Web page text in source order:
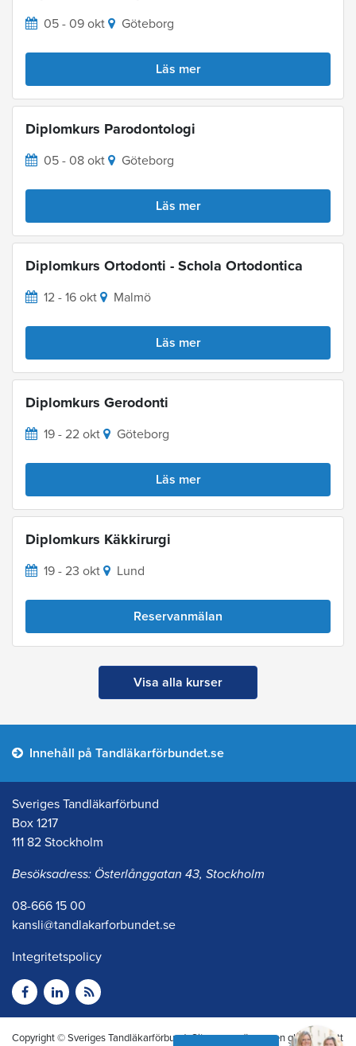
05 - 09 okt Göteborg
Läs mer
Diplomkurs Parodontologi
05 - 08 okt Göteborg
Läs mer
Diplomkurs Ortodonti - Schola Ortodontica
12 - 16 okt Malmö
Läs mer
Diplomkurs Gerodonti
19 - 22 okt Göteborg
Läs mer
Diplomkurs Käkkirurgi
19 - 23 okt Lund
Reservanmälan
Visa alla kurser
Innehåll på Tandläkarförbundet.se
Sveriges Tandläkarförbund
Box 1217
111 82 Stockholm
Besöksadress: Österlånggatan 43, Stockholm
08-666 15 00
kansli@tandlakarforbundet.se
Integritetspolicy
Copyright © Sveriges Tandläkarförbund. Citera oss gärna men glöm inte att